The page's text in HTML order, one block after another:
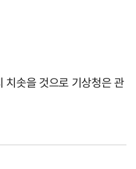
솟을 것으로 기상청은 관